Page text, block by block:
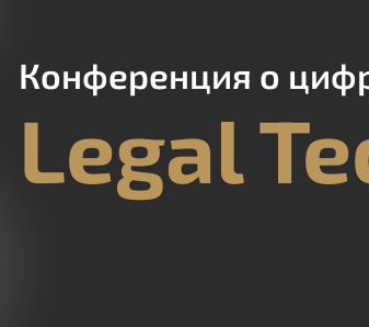
Конференция о
Legal